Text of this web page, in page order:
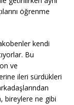
öğrenme
kendi
Bu
ve
ileri sürdükleri
bireylere ne gibi